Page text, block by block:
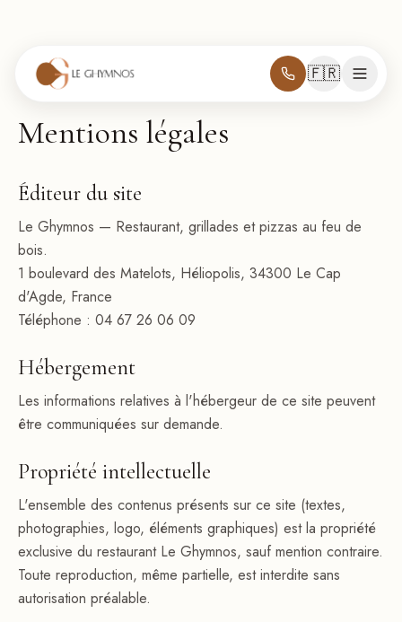
🇫🇷
Mentions légales
Éditeur du site
Le Ghymnos — Restaurant, grillades et pizzas au feu de
bois.
1 boulevard des Matelots, Héliopolis, 34300 Le Cap
d'Agde, France
Téléphone : 04 67 26 06 09
Hébergement
Les informations relatives à l'hébergeur de ce site peuvent
être communiquées sur demande.
Propriété intellectuelle
L'ensemble des contenus présents sur ce site (textes,
photographies, logo, éléments graphiques) est la propriété
exclusive du restaurant Le Ghymnos, sauf mention contraire.
Toute reproduction, même partielle, est interdite sans
autorisation préalable.